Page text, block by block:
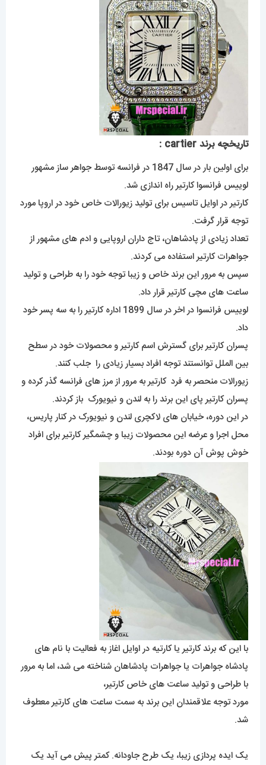
تاریخچه برند cartier :
برای اولین بار در سال 1847 در فرانسه توسط جواهر ساز مشهور
لوییس فرانسوا کارتیر راه اندازی شد.
کارتیر در اوایل تاسیس برای تولید زیورالات خاص خود در اروپا مورد
توجه قرار گرفت.
تعداد زیادی از پادشاهان، تاج داران اروپایی و ادم های مشهور از
جواهرات کارتیر استفاده می کردند.
سپس به مرور این برند خاص و زیبا توجه خود را به طراحی و تولید
ساعت های مچی کارتیر قرار داد.
لوییس فرانسوا در اخر در سال 1899 اداره کارتیر را به سه پسر خود
داد.
پسران کارتیر برای گسترش اسم کارتیر و محصولات خود در سطح
بین الملل توانستند توجه افراد بسیار زیادی را جلب کنند.
زیورالات منحصر به فرد کارتیر به مرور از مرز های فرانسه گذر کرده و
پسران کارتیر پای این برند را به لندن و نیویورک باز کردند.
در این دوره، خیابان های لاکچری لندن و نیویورک در کنار پاریس،
محل اجرا و عرضه این محصولات زیبا و چشمگیر کارتیر برای افراد
خوش پوش آن دوره بودند.
با این که برند کارتیر یا کارتیه در اوایل اغاز به فعالیت با نام های
پادشاه جواهرات یا جواهرات پادشاهان شناخته می شد، اما به مرور
با طراحی و تولید ساعت های خاص کارتیر،
مورد توجه علاقمندان این برند به سمت ساعت های کارتیر معطوف
شد.
یک ایده پردازی زیبا، یک طرح جاودانه. کمتر پیش می آید یک